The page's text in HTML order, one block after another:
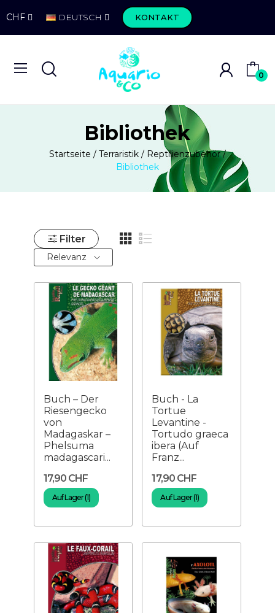
CHF DEUTSCH KONTAKT
0
Bibliothek
Startseite Terraristik
Reptilienzubehör
Bibliothek
Filter
Relevanz
Buch – Der
Riesengecko
von
Madagaskar –
Phelsuma
madagascari...
17,90 CHF
Auf Lager (1)
Buch - La
Tortue
Levantine -
Tortudo graeca
ibera (Auf
Franz...
17,90 CHF
Auf Lager (1)